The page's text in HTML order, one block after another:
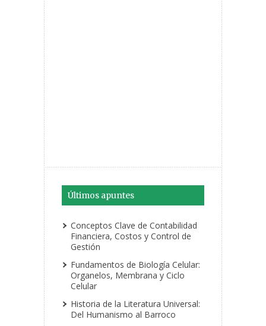
Últimos apuntes
Conceptos Clave de Contabilidad
Financiera, Costos y Control de
Gestión
Fundamentos de Biología Celular:
Organelos, Membrana y Ciclo
Celular
Historia de la Literatura Universal:
Del Humanismo al Barroco